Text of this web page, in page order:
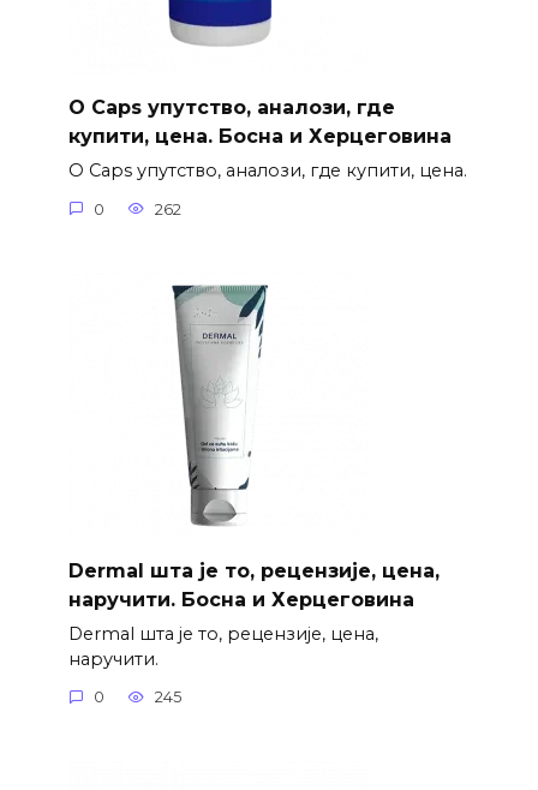
O Caps упутство, аналози, где
купити, цена. Босна и Херцеговина
O Caps упутство, аналози, где купити, цена.
0 262
Dermal шта је то, рецензије, цена,
наручити. Босна и Херцеговина
Dermal шта је то, рецензије, цена,
наручити.
0 245